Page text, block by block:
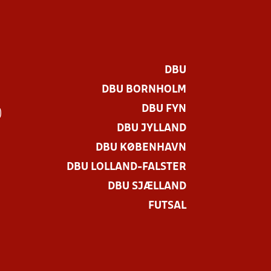
DBU
DBU BORNHOLM
DBU FYN
DBU JYLLAND
DBU KØBENHAVN
DBU LOLLAND-FALSTER
DBU SJÆLLAND
FUTSAL